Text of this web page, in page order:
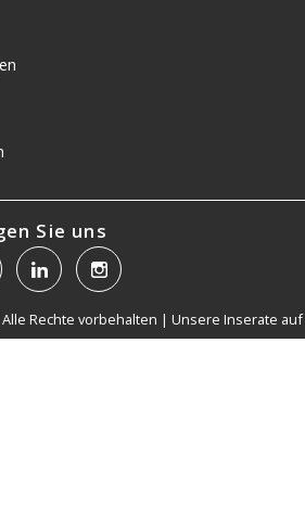
Sie uns
Alle Rechte vorbehalten | Unsere Inserate auf